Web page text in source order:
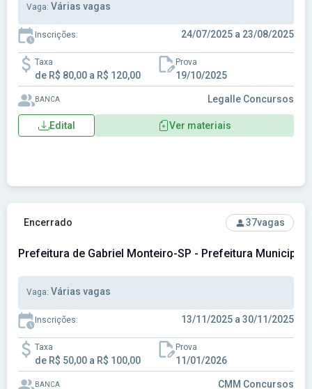
Vaga: Várias vagas
Inscrições: 24/07/2025 a 23/08/2025
Taxa
de R$ 80,00 a R$ 120,00
Prova
19/10/2025
BANCA Legalle Concursos
Edital Ver materiais
Ver concurso: Prefeitura de Gabriel Monteiro-SP -
Encerrado 37vagas
Prefeitura de Gabriel Monteiro-SP - Prefeitura Municipal
Vaga: Várias vagas
Inscrições: 13/11/2025 a 30/11/2025
Taxa
de R$ 50,00 a R$ 100,00
Prova
11/01/2026
BANCA CMM Concursos